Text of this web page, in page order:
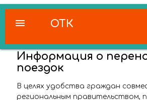
ОТК
menu
Информация о
поездок
В целях удобства граждан
региональным правительством,